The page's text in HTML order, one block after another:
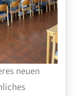
neuen